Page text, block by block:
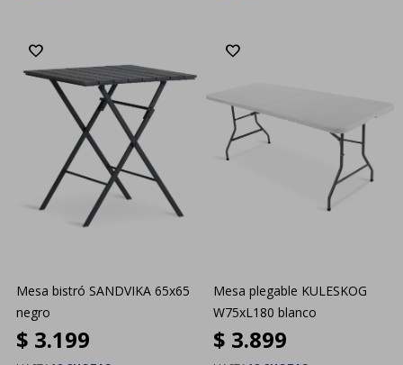
Mesa bistró SANDVIKA 65x65
negro
$ 3.199
Mesa plegable KULESKOG
W75xL180 blanco
$ 3.899